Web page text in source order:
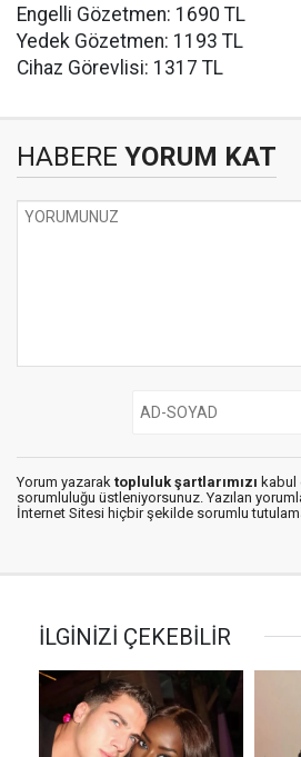
Engelli Gözetmen: 1690 TL
Yedek Gözetmen: 1193 TL
Cihaz Görevlisi: 1317 TL
HABERE YORUM KAT
Yorum yazarak topluluk şartlarımızı kabul
sorumluluğu üstleniyorsunuz. Yazılan
İnternet Sitesi hiçbir şekilde sorumlu